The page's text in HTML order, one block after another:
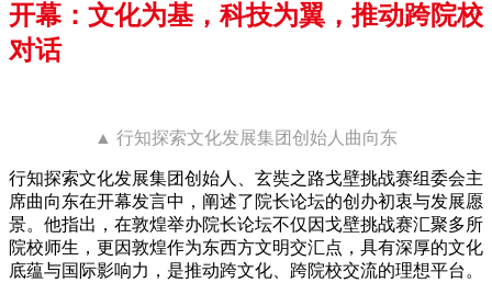
开幕：文化为基，科技为翼，推动跨院校
对话
▲ 行知探索文化发展集团创始人曲向东
行知探索文化发展集团创始人、玄奘之路戈壁挑战赛组委会主
席曲向东在开幕发言中，阐述了院长论坛的创办初衷与发展愿
景。他指出，在敦煌举办院长论坛不仅因戈壁挑战赛汇聚多所
院校师生，更因敦煌作为东西方文明交汇点，具有深厚的文化
底蕴与国际影响力，是推动跨文化、跨院校交流的理想平台。